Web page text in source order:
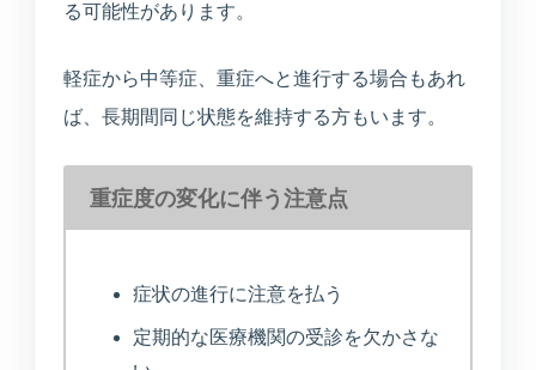
る可能性があります。
軽症から中等症、重症へと進行する場合もあれ
ば、長期間同じ状態を維持する方もいます。
重症度の変化に伴う注意点
症状の進行に注意を払う
定期的な医療機関の受診を欠かさな